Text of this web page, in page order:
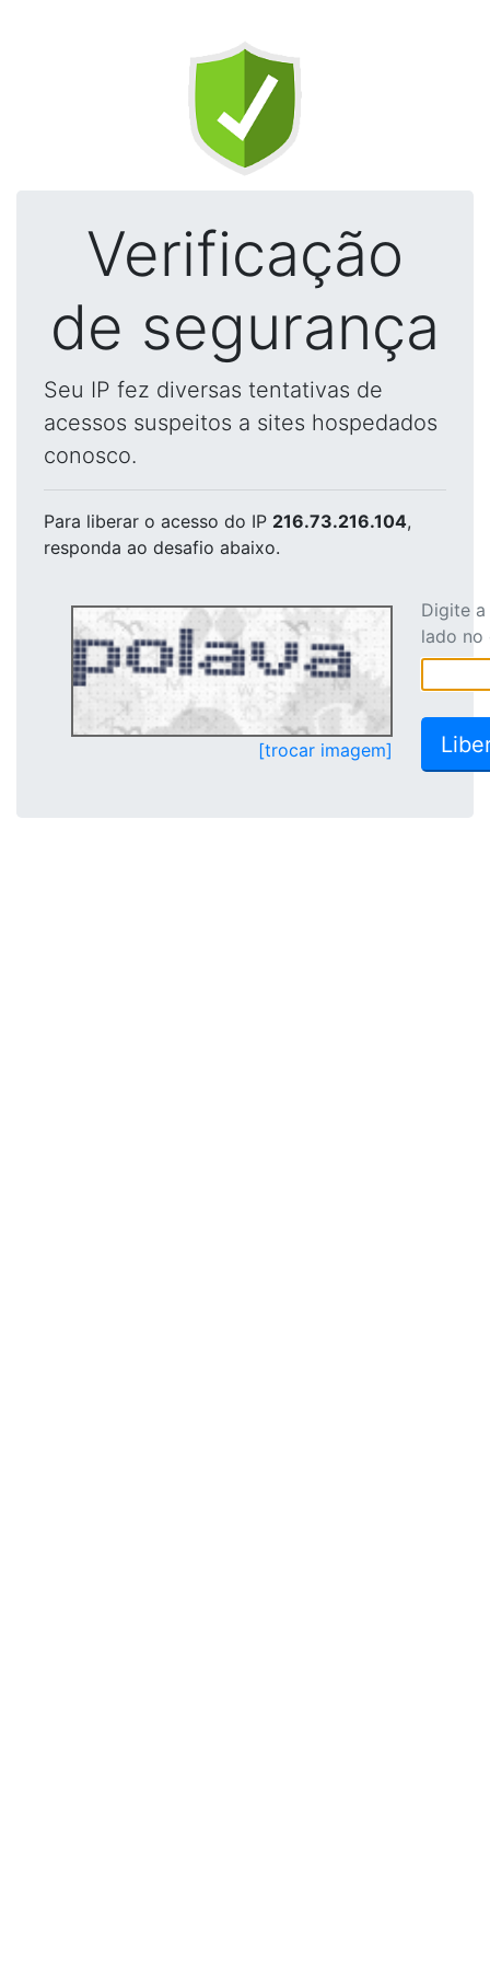
Verificação
de segurança
Seu IP fez diversas tentativas de
acessos suspeitos a sites hospedados
conosco.
Para liberar o acesso do IP 216.73.216.104,
responda ao desafio abaixo.
[trocar imagem]
Digite
lado no